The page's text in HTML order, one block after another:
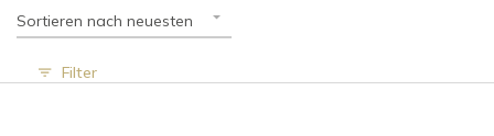
Sortieren nach neuesten
Filter